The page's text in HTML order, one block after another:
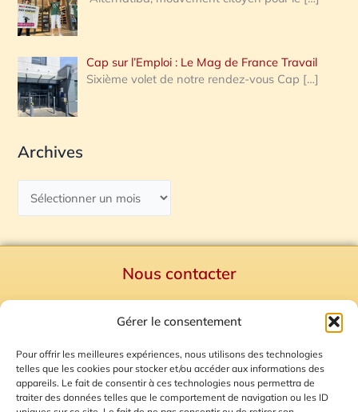
Gérer le consentement
Pour offrir les meilleures expériences, nous utilisons des technologies
telles que les cookies pour stocker et/ou accéder aux informations des
appareils. Le fait de consentir à ces technologies nous permettra de
traiter des données telles que le comportement de navigation ou les ID
Cap sur l’Emploi : Le Mag de France Travail
Sixième volet de notre rendez-vous Cap […]
Archives
Nous contacter
Mentions Légales
Plan du site
Gestion des Cookies